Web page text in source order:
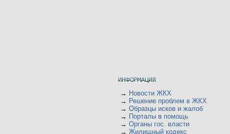
→ Новости ЖКХ
→ Решение проблем в ЖКХ
→ Образцы исков и жалоб
→ Порталы в помощь
→ Органы гос. власти
→ Жилищный кодекс